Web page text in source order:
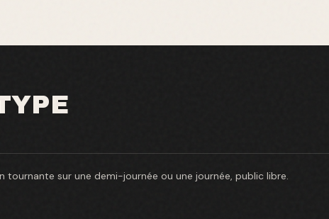
tournante sur une demi-journée ou une journée, public libre.